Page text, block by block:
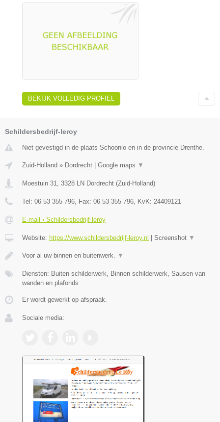
BEKIJK VOLLEDIG PROFIEL
Schildersbedrijf-leroy
Niet gevestigd in de plaats Schoonlo en in de provincie Drenthe.
Zuid-Holland » Dordrecht Google maps ▼
Moestuin 31 3328 LN Dordrecht (Zuid-Holland)
Tel: 06 53 355 796 , Fax: 06 53 355 796 , KvK: 24409121
E-mail › Schildersbedrijf-leroy
Website: https://www.schildersbedrijf-leroy.nl Screenshot ▼
Voor al uw binnen en buitenwerk. ▼
Diensten: Buiten schilderwerk, Binnen schilderwerk, Sausen van
wanden en plafonds
Er wordt gewerkt op afspraak.
Sociale media: